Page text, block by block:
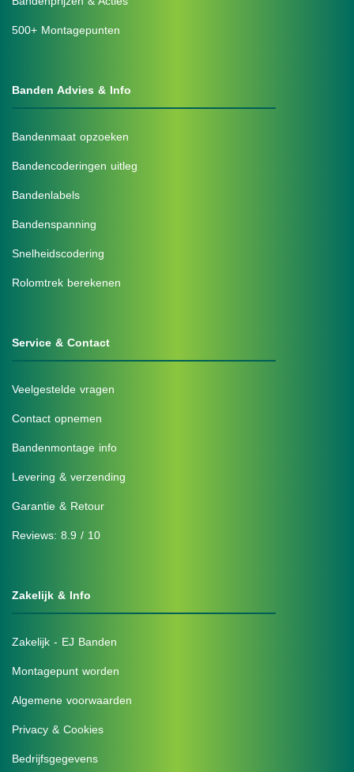
500+ Montagepunten
Banden Advies & Info
Bandenmaat opzoeken
Bandencoderingen uitleg
Bandenlabels
Bandenspanning
Snelheidscodering
Rolomtrek berekenen
Service & Contact
Veelgestelde vragen
Contact opnemen
Bandenmontage info
Levering & verzending
Garantie & Retour
Reviews: 8.9 / 10
Zakelijk & Info
Zakelijk - EJ Banden
Montagepunt worden
Algemene voorwaarden
Privacy & Cookies
Bedrijfsgegevens